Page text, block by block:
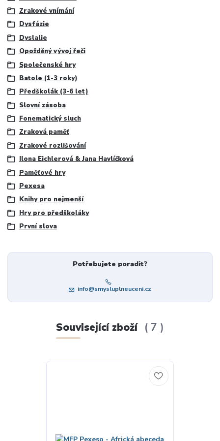
Zrakové vnímání
Dysfázie
Dyslalie
Opožděný vývoj řeči
Společenské hry
Batole (1-3 roky)
Předškolák (3-6 let)
Slovní zásoba
Fonematický sluch
Zraková paměť
Zrakové rozlišování
Ilona Eichlerová & Jana Havlíčková
Paměťové hry
Pexesa
Knihy pro nejmenší
Hry pro předškoláky
První slova
Potřebujete poradit?
info@smysluplneuceni.cz
Související zboží 7